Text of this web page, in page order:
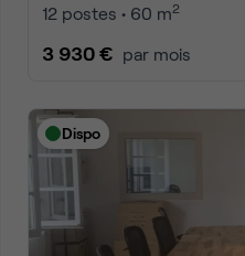
12 postes • 60 m2
3 930 € par mois
Dispo